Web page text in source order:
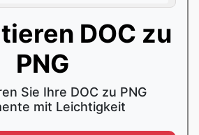
DOC zu
PNG
Sie Ihre DOC zu PNG
mit Leichtigkeit